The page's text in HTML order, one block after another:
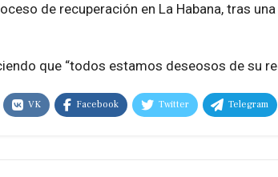
de recuperación en La Habana, tras
que “todos estamos deseosos de su
VK Facebook Twitter Telegram